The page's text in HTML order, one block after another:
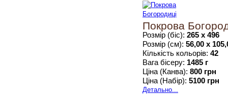
Покрова
Розмір (біс): 265 х 496
Розмір (см): 56,00 х
Кількість кольорів: 42
Вага бісеру: 1485 г
Ціна (Канва): 800 грн
Ціна (Набір): 5100 грн
Детально...